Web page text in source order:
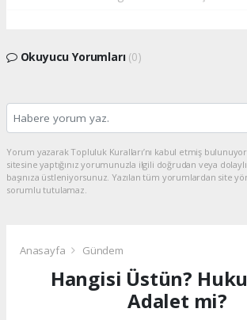
Okuyucu Yorumları (0)
Yorum yazarak Topluluk Kuralları’nı kabul etmiş
sitesine yaptığınız yorumunuzla ilgili doğrudan veya
başınıza üstleniyorsunuz. Yazılan tüm yorumlardan site
sorumlu tutulamaz.
Anasayfa Gündem
Hangisi Üstün?
Adalet mi?